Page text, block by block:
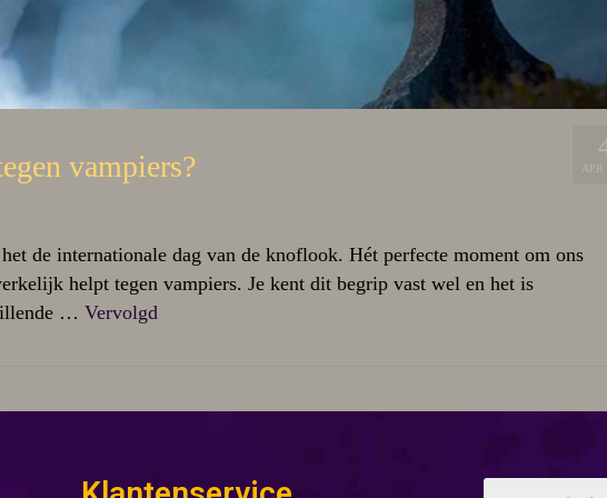
APR
vampiers?
de internationale dag van de knoflook. Hét perfecte moment om ons
helpt tegen vampiers. Je kent dit begrip vast wel en het is
… Vervolgd